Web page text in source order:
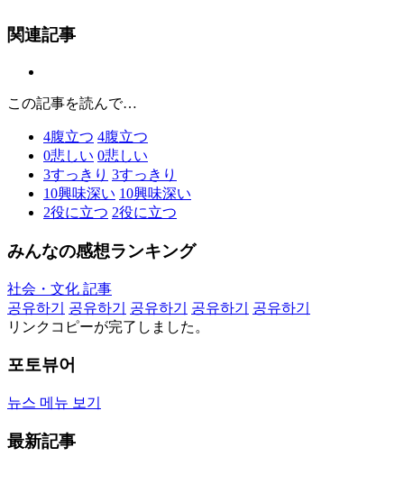
関連記事
この記事を読んで…
4腹立つ 4腹立つ
0悲しい 0悲しい
3すっきり 3すっきり
10興味深い 10興味深い
2役に立つ 2役に立つ
みんなの感想ランキング
社会・文化 記事
공유하기
공유하기 공유하기 공유하기
공유하기
リンクコピーが完了しました。
포토뷰어
뉴스 메뉴 보기
最新記事